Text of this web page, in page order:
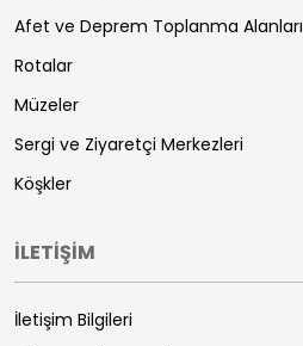
Afet ve Deprem Toplanma Alanları
Rotalar
Müzeler
Sergi ve Ziyaretçi Merkezleri
Köşkler
İLETİŞİM
İletişim Bilgileri